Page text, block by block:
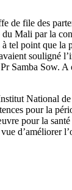
file des
Mali par la
point que la
souligné
Sow.
National
pour la
pour la
d’améliorer